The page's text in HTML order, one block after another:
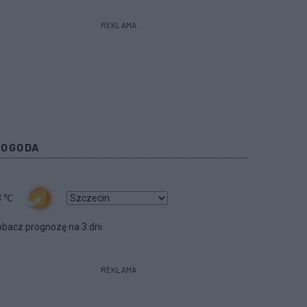
REKLAMA
℃
prognozę na 3 dni
REKLAMA